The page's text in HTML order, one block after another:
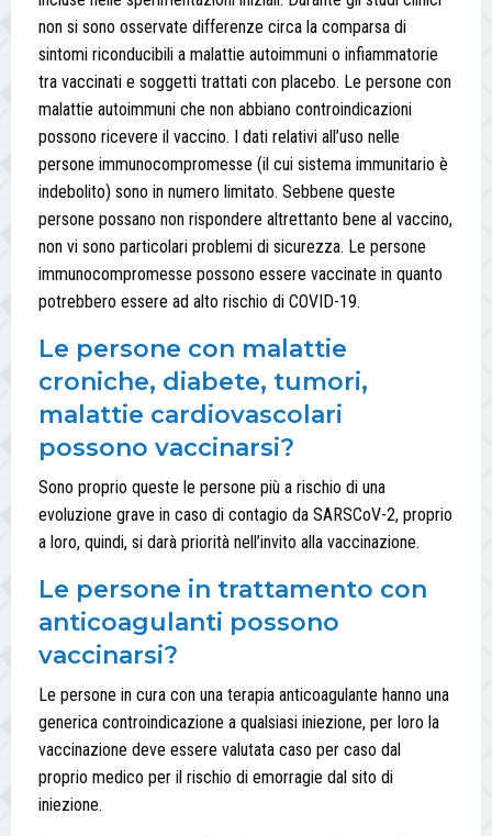
non si sono osservate differenze circa la comparsa di
sintomi riconducibili a malattie autoimmuni o infiammatorie
tra vaccinati e soggetti trattati con placebo. Le persone con
malattie autoimmuni che non abbiano controindicazioni
possono ricevere il vaccino. I dati relativi all’uso nelle
persone immunocompromesse (il cui sistema immunitario è
indebolito) sono in numero limitato. Sebbene queste
persone possano non rispondere altrettanto bene al vaccino,
non vi sono particolari problemi di sicurezza. Le persone
immunocompromesse possono essere vaccinate in quanto
potrebbero essere ad alto rischio di COVID-19.
Le persone con malattie
croniche, diabete, tumori,
malattie cardiovascolari
possono vaccinarsi?
Sono proprio queste le persone più a rischio di una
evoluzione grave in caso di contagio da SARSCoV-2, proprio
a loro, quindi, si darà priorità nell’invito alla vaccinazione.
Le persone in trattamento con
anticoagulanti possono
vaccinarsi?
Le persone in cura con una terapia anticoagulante hanno una
generica controindicazione a qualsiasi iniezione, per loro la
vaccinazione deve essere valutata caso per caso dal
proprio medico per il rischio di emorragie dal sito di
iniezione.